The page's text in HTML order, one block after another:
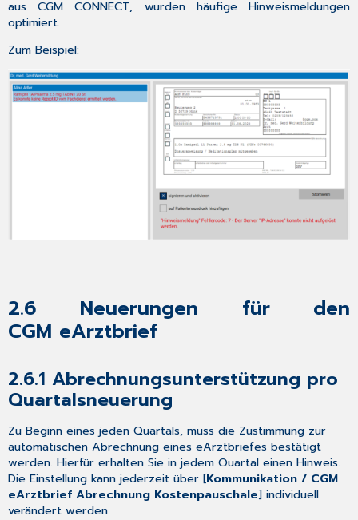
nicht
4.2.5
Die
CGM TURBOMED
smarte
E-
Rezept
CLICKDOC
Mit
CLICKDOC
kann
das
E-
Rezept
mehr
aus CGM CONNECT, wurden häufige Hinweismeldungen
optimiert.
Zum Beispiel:
2.6 Neuerungen für den
CGM eArztbrief
2.6.1 Abrechnungsunterstützung pro
Quartalsneuerung
Zu Beginn eines jeden Quartals, muss die Zustimmung zur
automatischen Abrechnung eines eArztbriefes bestätigt
werden. Hierfür erhalten Sie in jedem Quartal einen Hinweis.
Die Einstellung kann jederzeit über [Kommunikation / CGM
eArztbrief Abrechnung Kostenpauschale] individuell
verändert werden.